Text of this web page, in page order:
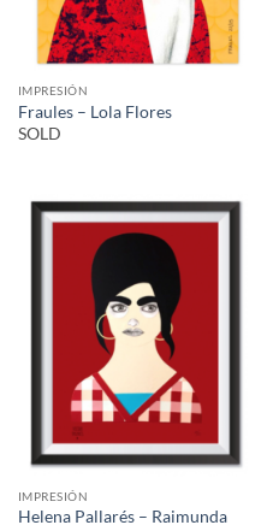
IMPRESIÓN
Fraules – Lola Flores
SOLD
IMPRESIÓN
Helena Pallarés – Raimunda